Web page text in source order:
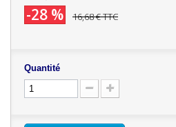
-28 % 16,68 €TTC
Quantité